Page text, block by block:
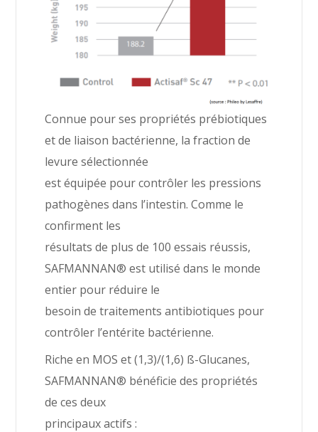
Connue pour ses propriétés prébiotiques
et de liaison bactérienne, la fraction de
levure sélectionnée
est équipée pour contrôler les pressions
pathogènes dans l’intestin. Comme le
confirment les
résultats de plus de 100 essais réussis,
SAFMANNAN® est utilisé dans le monde
entier pour réduire le
besoin de traitements antibiotiques pour
contrôler l’entérite bactérienne.
Riche en MOS et (1,3)/(1,6) ß-Glucanes,
SAFMANNAN® bénéficie des propriétés
de ces deux
principaux actifs :